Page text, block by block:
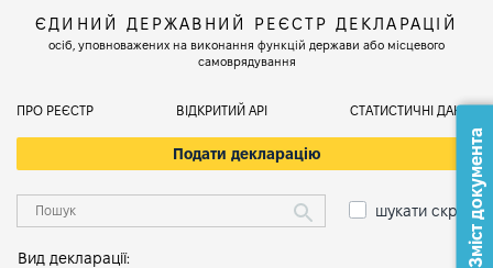
ЄДИНИЙ ДЕРЖАВНИЙ РЕЄСТР ДЕКЛАРАЦІЙ
осіб, уповноважених на виконання функцій держави або місцевого
самоврядування
ПРО РЕЄСТР ВІДКРИТИЙ АРІ СТАТИСТИЧНІ ДАНІ
Подати декларацію
шукати скрізь
Вид декларації: Зміст документа